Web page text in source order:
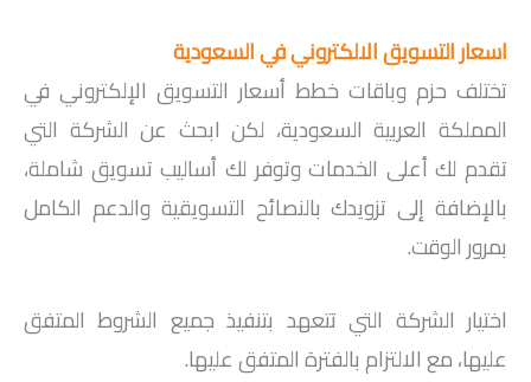
اسعار التسويق الالكتروني في السعودية
تختلف حزم وباقات خطط أسعار التسويق الإلكتروني في
المملكة العربية السعودية، لكن ابحث عن الشركة التي
تقدم لك أعلى الخدمات وتوفر لك أساليب تسويق شاملة،
بالإضافة إلى تزويدك بالنصائح التسويقية والدعم الكامل
بمرور الوقت.
اختيار الشركة التي تتعهد بتنفيذ جميع الشروط المتفق
عليها، مع الالتزام بالفترة المتفق عليها.